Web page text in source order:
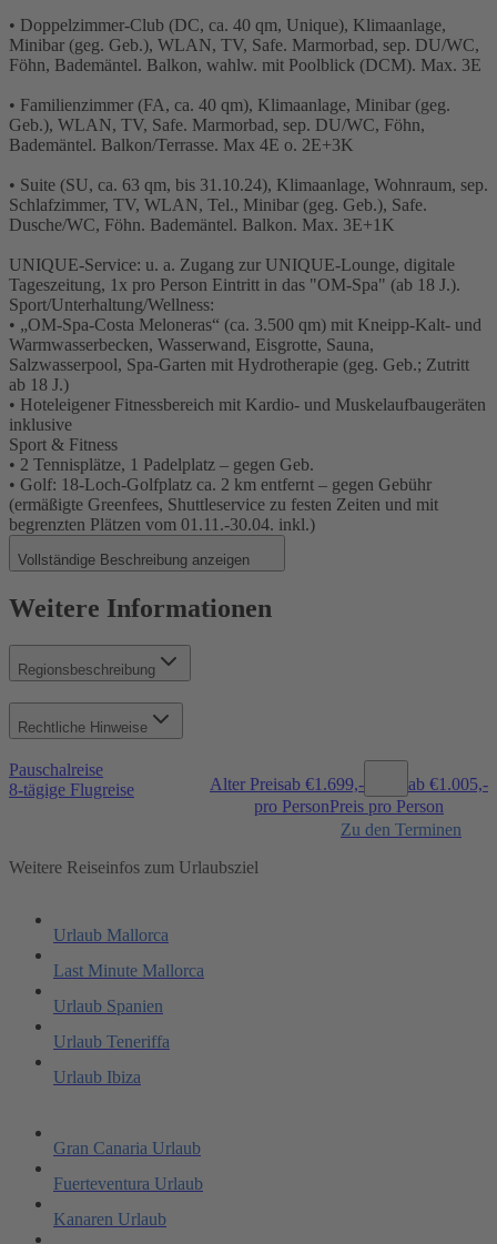
• Doppelzimmer-Club (DC, ca. 40 qm, Unique), Klimaanlage,
Minibar (geg. Geb.), WLAN, TV, Safe. Marmorbad, sep. DU/WC,
Föhn, Bademäntel. Balkon, wahlw. mit Poolblick (DCM). Max. 3E
• Familienzimmer (FA, ca. 40 qm), Klimaanlage, Minibar (geg.
Geb.), WLAN, TV, Safe. Marmorbad, sep. DU/WC, Föhn,
Bademäntel. Balkon/Terrasse. Max 4E o. 2E+3K
• Suite (SU, ca. 63 qm, bis 31.10.24), Klimaanlage, Wohnraum, sep.
Schlafzimmer, TV, WLAN, Tel., Minibar (geg. Geb.), Safe.
Dusche/WC, Föhn. Bademäntel. Balkon. Max. 3E+1K
UNIQUE-Service: u. a. Zugang zur UNIQUE-Lounge, digitale
Tageszeitung, 1x pro Person Eintritt in das "OM-Spa" (ab 18 J.).
Sport/Unterhaltung/Wellness:
• „OM-Spa-Costa Meloneras“ (ca. 3.500 qm) mit Kneipp-Kalt- und
Warmwasserbecken, Wasserwand, Eisgrotte, Sauna,
Salzwasserpool, Spa-Garten mit Hydrotherapie (geg. Geb.; Zutritt
ab 18 J.)
• Hoteleigener Fitnessbereich mit Kardio- und Muskelaufbaugeräten
inklusive
Sport & Fitness
• 2 Tennisplätze, 1 Padelplatz – gegen Geb.
• Golf: 18-Loch-Golfplatz ca. 2 km entfernt – gegen Gebühr
(ermäßigte Greenfees, Shuttleservice zu festen Zeiten und mit
begrenzten Plätzen vom 01.11.-30.04. inkl.)
Vollständige Beschreibung anzeigen
Weitere Informationen
Regionsbeschreibung
Rechtliche Hinweise
Pauschalreise
8-tägige Flugreise
Alter Preisab €1.699,- ab €1.005,-
pro PersonPreis pro Person
Zu den Terminen
Weitere Reiseinfos zum Urlaubsziel
Urlaub Mallorca
Last Minute Mallorca
Urlaub Spanien
Urlaub Teneriffa
Urlaub Ibiza
Gran Canaria Urlaub
Fuerteventura Urlaub
Kanaren Urlaub